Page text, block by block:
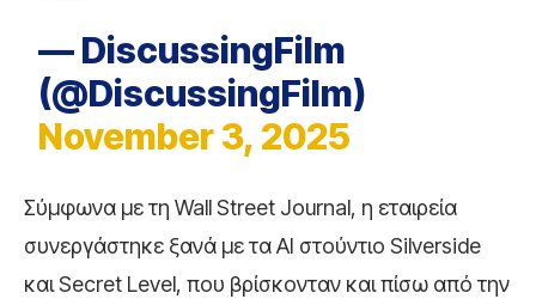
— DiscussingFilm
(@DiscussingFilm)
November 3, 2025
Σύμφωνα με τη Wall Street Journal, η εταιρεία
συνεργάστηκε ξανά με τα AI στούντιο Silverside
και Secret Level, που βρίσκονταν και πίσω από την